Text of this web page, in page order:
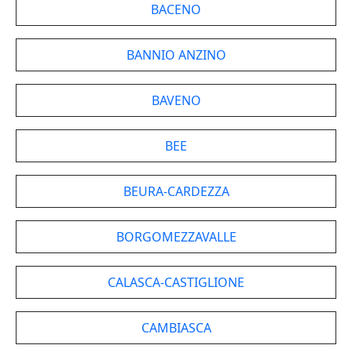
BACENO
BANNIO ANZINO
BAVENO
BEE
BEURA-CARDEZZA
BORGOMEZZAVALLE
CALASCA-CASTIGLIONE
CAMBIASCA